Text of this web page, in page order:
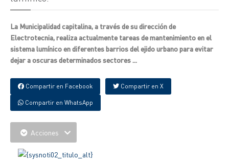
La Municipalidad capitalina, a través de su dirección de
Electrotecnia, realiza actualmente tareas de mantenimiento en el
sistema lumínico en diferentes barrios del ejido urbano para evitar
dejar a oscuras determinados sectores ...
Compartir en Facebook Compartir en X
Compartir en WhatsApp
Acciones